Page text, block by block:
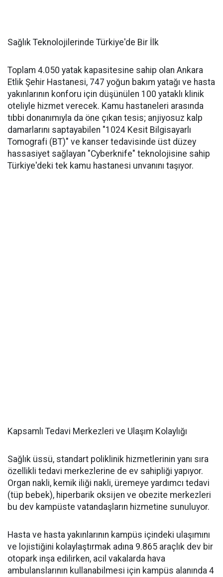
Sağlık Teknolojilerinde Türkiye'de Bir İlk
Toplam 4.050 yatak kapasitesine sahip olan Ankara
Etlik Şehir Hastanesi, 747 yoğun bakım yatağı ve hasta
yakınlarının konforu için düşünülen 100 yataklı klinik
oteliyle hizmet verecek. Kamu hastaneleri arasında
tıbbi donanımıyla da öne çıkan tesis; anjiyosuz kalp
damarlarını saptayabilen "1024 Kesit Bilgisayarlı
Tomografi (BT)" ve kanser tedavisinde üst düzey
hassasiyet sağlayan "Cyberknife" teknolojisine sahip
Türkiye'deki tek kamu hastanesi unvanını taşıyor.
Kapsamlı Tedavi Merkezleri ve Ulaşım Kolaylığı
Sağlık üssü, standart poliklinik hizmetlerinin yanı sıra
özellikli tedavi merkezlerine de ev sahipliği yapıyor.
Organ nakli, kemik iliği nakli, üremeye yardımcı tedavi
(tüp bebek), hiperbarik oksijen ve obezite merkezleri
bu dev kampüste vatandaşların hizmetine sunuluyor.
Hasta ve hasta yakınlarının kampüs içindeki ulaşımını
ve lojistiğini kolaylaştırmak adına 9.865 araçlık dev bir
otopark inşa edilirken, acil vakalarda hava
ambulanslarının kullanabilmesi için kampüs alanında 4